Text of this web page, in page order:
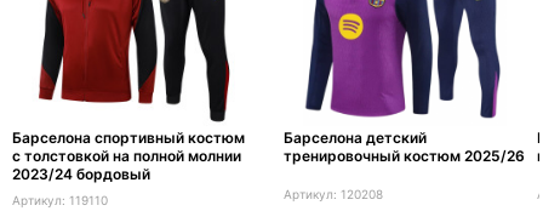
Барселона спортивный костюм
с толстовкой на полной молнии
2023/24 бордовый
119110
Барселона детский
тренировочный костюм 2025/26
120208